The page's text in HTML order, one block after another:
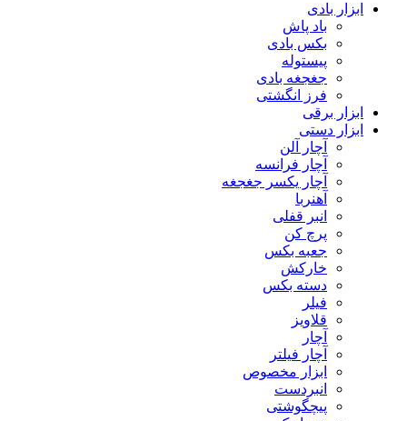
ابزار بادی
باد پاش
بکس بادی
پیستوله
جغجغه بادی
فرز انگشتی
ابزار برقی
ابزار دستی
آچار آلن
آچار فرانسه
آچار یکسر جغجغه
آهنربا
انبر قفلی
پرچ کن
جعبه بکس
خارکش
دسته بکس
فیلر
قلاویز
آچار
آچار فیلتر
ابزار مخصوص
انبردست
پیچگوشتی